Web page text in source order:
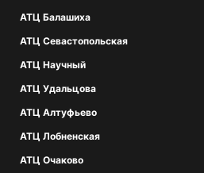
АТЦ Балашиха
АТЦ Севастопольская
АТЦ Научный
АТЦ Удальцова
АТЦ Алтуфьево
АТЦ Лобненская
АТЦ Очаково